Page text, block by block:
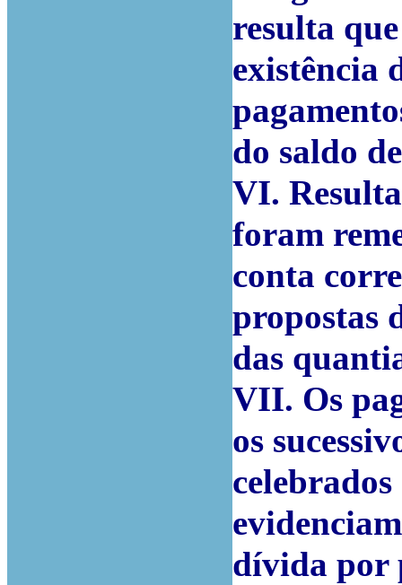
resulta
existência
do saldo
VI.
foram
conta
propostas
das
VII. Os
os
dívida por